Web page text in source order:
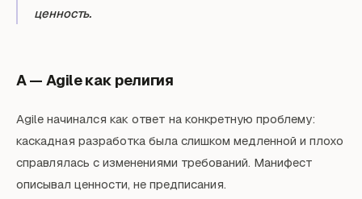
ценность.
A — Agile как религия
Agile начинался как ответ на конкретную проблему:
каскадная разработка была слишком медленной и плохо
справлялась с изменениями требований. Манифест
описывал ценности, не предписания.